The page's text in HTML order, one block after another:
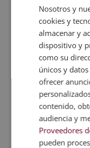
FAQs
Nosotros y
cookies y
almacenar y
dispositivo y
como su
únicos y
ofrecer
contenido,
audiencia y
Proveedores
pueden